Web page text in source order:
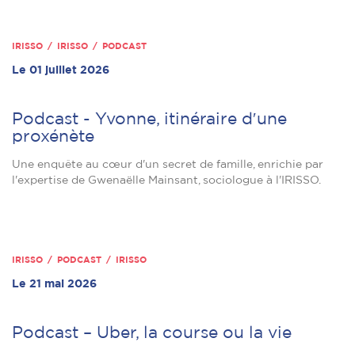
IRISSO / IRISSO / PODCAST
Le 01 juillet 2026
Podcast - Yvonne, itinéraire dʹune
proxénète
Une enquête au cœur d'un secret de famille, enrichie par
l'expertise de Gwenaëlle Mainsant, sociologue à l'IRISSO.
IRISSO / PODCAST / IRISSO
Le 21 mai 2026
Podcast – Uber, la course ou la vie